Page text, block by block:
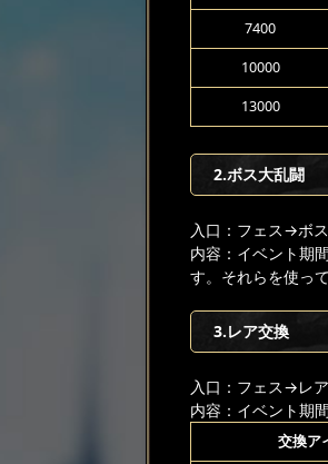
7400
10000
13000
2.ボス大乱闘
入口：フェス→ボ
内容：イベント期
す。それらを使っ
3.レア交換
入口：フェス→レ
内容：イベント期
交換ア